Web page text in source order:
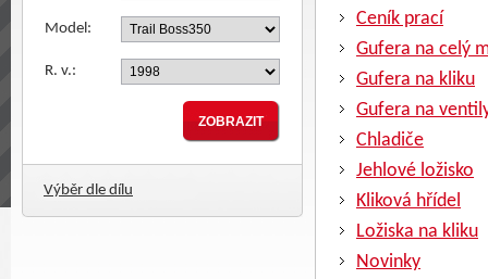
Model:
R. v.:
Výběr dle dílu
Ceník prací
Gufera na celý
Gufera na kliku
Gufera na
Chladiče
Jehlové ložisko
Kliková hřídel
Ložiska na kliku
Novinky